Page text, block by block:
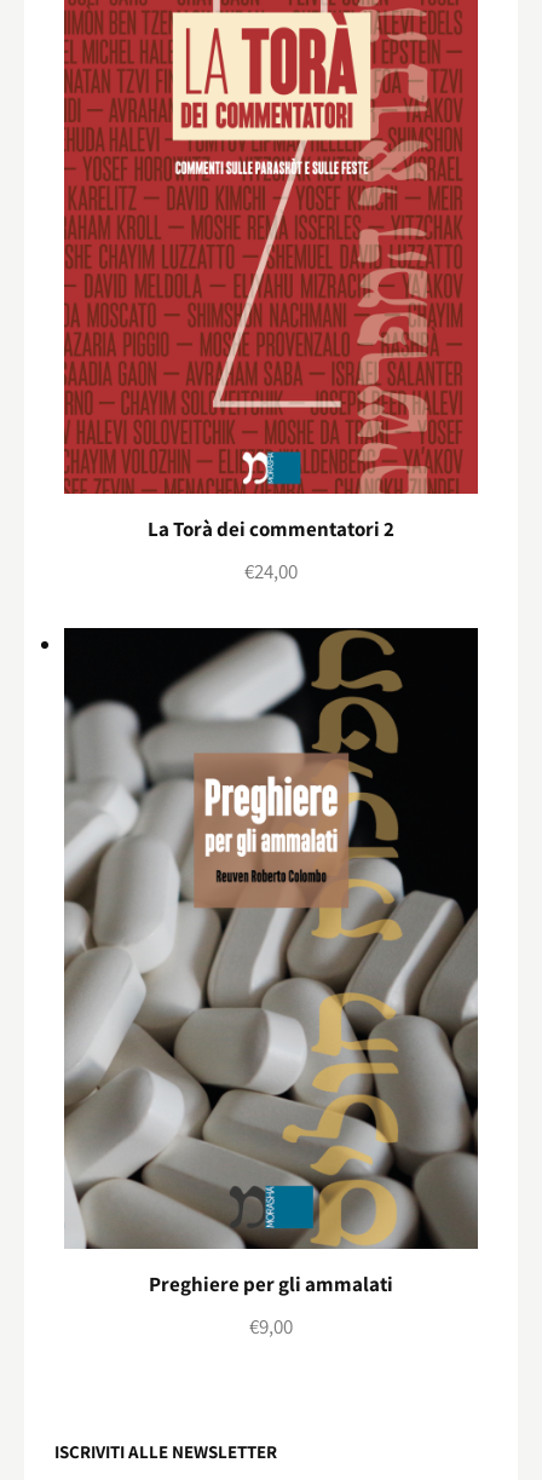
La Torà dei commentatori 2
€24,00
Preghiere per gli ammalati
€9,00
ISCRIVITI ALLE NEWSLETTER